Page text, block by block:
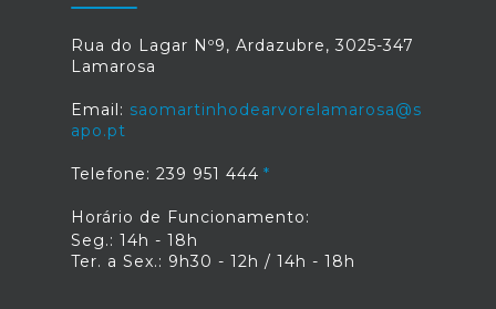
Rua do Lagar Nº9, Ardazubre, 3025-347
Lamarosa
Email: saomartinhodearvorelamarosa@s
apo.pt
Telefone: 239 951 444
Horário de Funcionamento:
Seg.: 14h - 18h
Ter. a Sex.: 9h30 - 12h / 14h - 18h